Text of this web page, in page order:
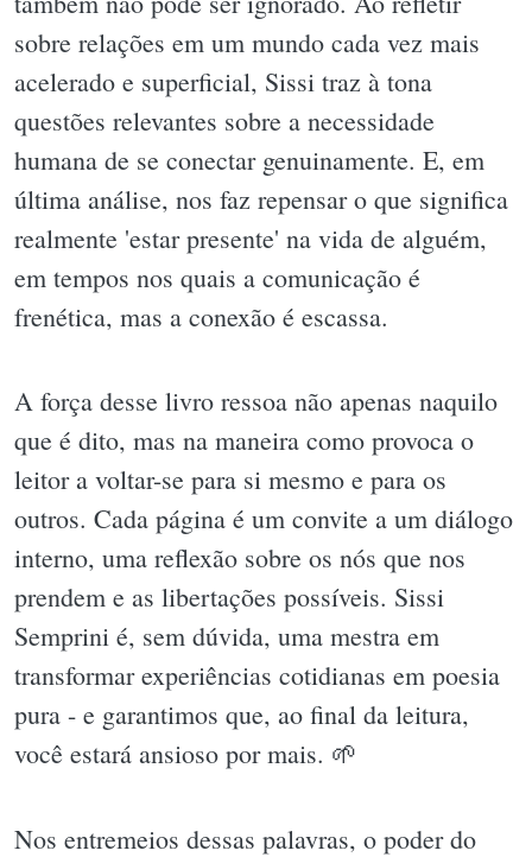
sobre relações em um mundo cada vez mais
acelerado e superficial, Sissi traz à tona
questões relevantes sobre a necessidade
humana de se conectar genuinamente. E, em
última análise, nos faz repensar o que significa
realmente 'estar presente' na vida de alguém,
em tempos nos quais a comunicação é
frenética, mas a conexão é escassa.
A força desse livro ressoa não apenas naquilo
que é dito, mas na maneira como provoca o
leitor a voltar-se para si mesmo e para os
outros. Cada página é um convite a um diálogo
interno, uma reflexão sobre os nós que nos
prendem e as libertações possíveis. Sissi
Semprini é, sem dúvida, uma mestra em
transformar experiências cotidianas em poesia
pura - e garantimos que, ao final da leitura,
você estará ansioso por mais. 🌱
Nos entremeios dessas palavras, o poder do